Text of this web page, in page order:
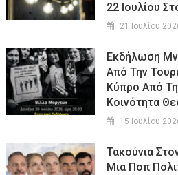
22 Ιουλίου
21 Ιουλίου
Εκδήλωση
Από Την
Κύπρο Από
Κοινότητα
15 Ιουλίου
Τακούνια
Μια Ποπ